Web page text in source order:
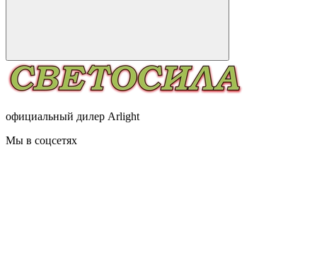
официальный дилер Arlight
Мы в соцсетях